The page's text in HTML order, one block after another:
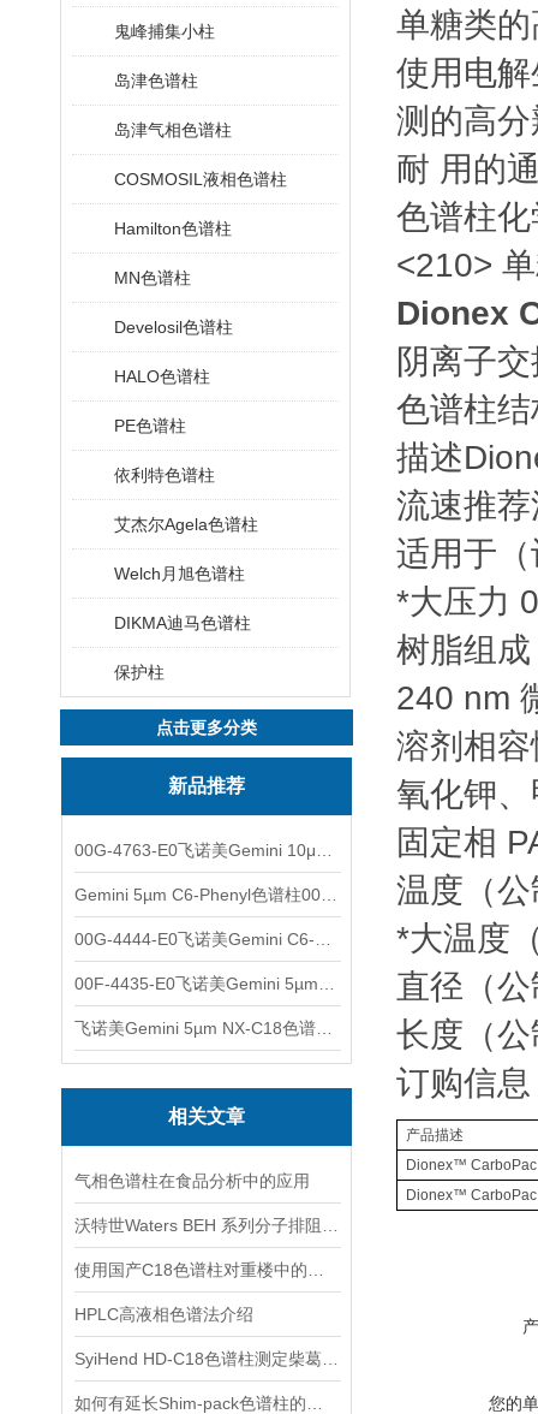
鬼峰捕集小柱
岛津色谱柱
岛津气相色谱柱
COSMOSIL液相色谱柱
Hamilton色谱柱
MN色谱柱
Develosil色谱柱
HALO色谱柱
PE色谱柱
依利特色谱柱
艾杰尔Agela色谱柱
Welch月旭色谱柱
DIKMA迪马色谱柱
保护柱
点击更多分类
新品推荐
相关文章
气相色谱柱在食品分析中的应用
HPLC高液相色谱法介绍
单糖类
使用电
测的高
耐 用的
色谱柱
<210>
Dionex
阴离子
色谱柱
描述
流速推
适用于
*大压力
树脂组
240 nm
溶剂相
氧化钾
固定相
温度（
*大温度
直径（
长度（
订购信息
产品描述
Dionex™ CarboPac
Dionex™ CarboPac
您的